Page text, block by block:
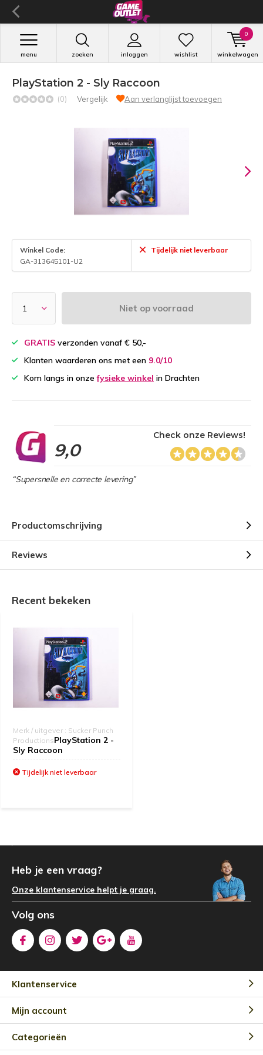
zoeken inloggen
menu wishlist winkelwagen
0
PlayStation 2 - Sly Raccoon
(0) Vergelijk Aan verlanglijst toevoegen
Winkel Code:
GA-313645101-U2
Tijdelijk niet leverbaar
Niet op voorraad
GRATIS verzonden vanaf € 50,-
Klanten waarderen ons met een 9.0/10
Kom langs in onzefysieke winkel in Drachten
9,0
Check onze Reviews!
“Supersnelle en correcte levering”
Productomschrijving
Reviews
Recent bekeken
Merk / uitgever : Sucker Punch
ProductionsPlayStation 2 -
Sly Raccoon
Tijdelijk niet leverbaar
Heb je een vraag?
Onze klantenservice helpt je graag.
Volg ons
Klantenservice
Mijn account
Categorieën